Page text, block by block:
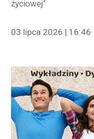
życiowej”
03 lipca 2026 | 16:46